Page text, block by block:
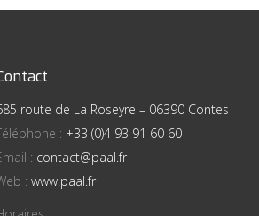
route de La Roseyre – 06390 Contes
: +33 (0)4 93 91 60 60
: contact@paal.fr
: www.paal.fr